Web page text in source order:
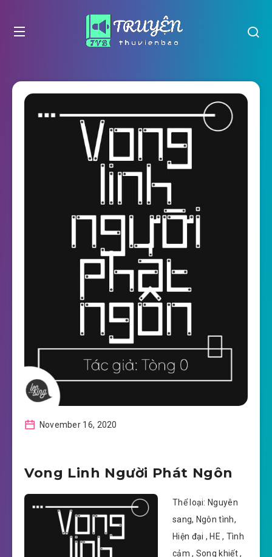
November 16, 2020
Vong Linh Người Phát Ngôn
Thể loại: Nguyên
sang, Ngôn tình,
Hiện đại , HE , Tình
cảm , Song khiết ,